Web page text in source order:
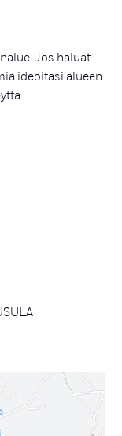
Jos haluat
ideoitasi alueen